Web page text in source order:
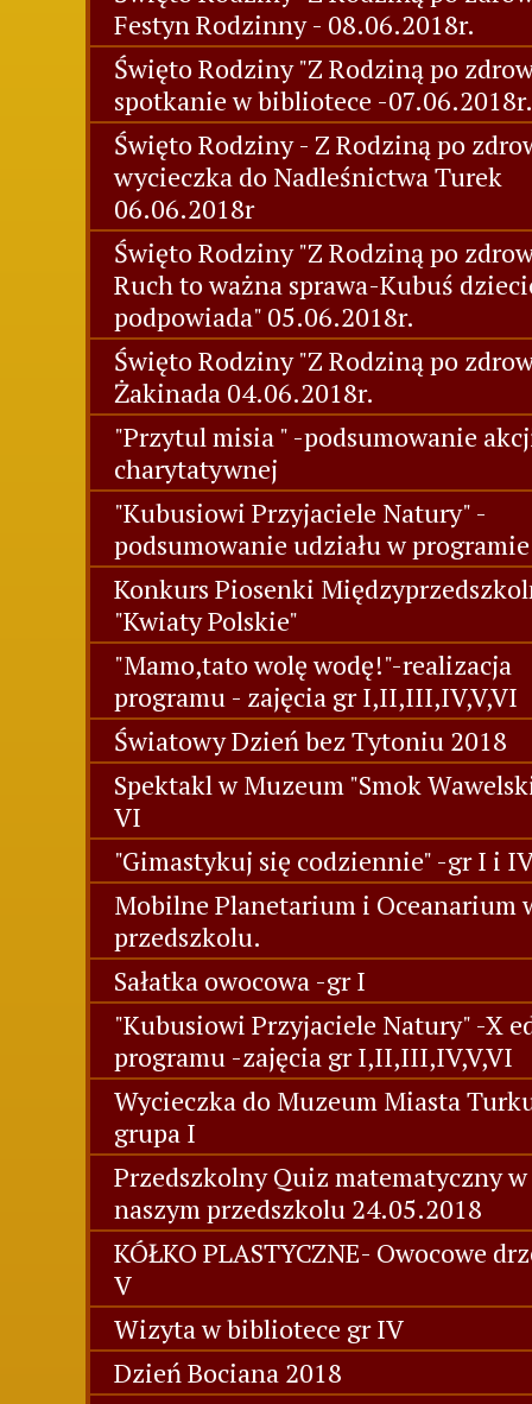
Festyn Rodzinny - 08.06.2018r.
Święto Rodziny "Z Rodziną po
spotkanie w bibliotece -07.06.2018r.
Święto Rodziny - Z Rodziną po
wycieczka do Nadleśnictwa Turek
06.06.2018r
Święto Rodziny "Z Rodziną po
Ruch to ważna sprawa-Kubuś
podpowiada" 05.06.2018r.
Święto Rodziny "Z Rodziną po
Żakinada 04.06.2018r.
"Przytul misia " -podsumowanie
charytatywnej
"Kubusiowi Przyjaciele Natury" -
podsumowanie udziału w programie
Konkurs Piosenki
"Kwiaty Polskie"
"Mamo,tato wolę wodę!"-realizacja
programu - zajęcia gr I,II,III,IV,V,VI
Światowy Dzień bez Tytoniu 2018
Spektakl w Muzeum "Smok
VI
"Gimastykuj się codziennie" -gr I i
Mobilne Planetarium i Oceanarium
przedszkolu.
Sałatka owocowa -gr I
"Kubusiowi Przyjaciele Natury" -X
programu -zajęcia gr I,II,III,IV,V,VI
Wycieczka do Muzeum Miasta
grupa I
Przedszkolny Quiz matematyczny w
naszym przedszkolu 24.05.2018
KÓŁKO PLASTYCZNE- Owocowe
V
Wizyta w bibliotece gr IV
Dzień Bociana 2018